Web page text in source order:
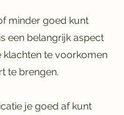
minder goed kunt
een belangrijk aspect
klachten te voorkomen
te brengen.
je goed af kunt